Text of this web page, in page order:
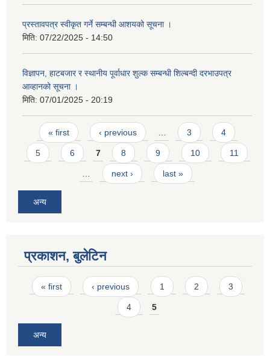
प्रस्तावपत्र स्वीकृत गर्ने सम्बन्धी आशयको सूचना ।
मिति: 07/22/2025 - 14:50
विज्ञापन, हाटबजार र स्थानीय पूर्वाधार शुल्क सम्बन्धी शिल्बन्दी दरभाउपत्र
आव्हानको सूचना ।
मिति: 07/01/2025 - 20:19
Pages
« first ‹ previous … 3 4
5 6 7 8 9 10 11
… next › last »
अन्य
प्रकाशन, बुलेटिन
Pages
« first ‹ previous 1 2 3
4 5
अन्य